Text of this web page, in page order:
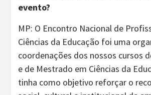
evento?
MP: O Encontro Nacional de
Ciências da Educação foi uma
coordenações dos nossos cursos
e de Mestrado em Ciências da
tinha como objetivo reforçar o